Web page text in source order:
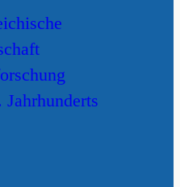
Jahrhunderts